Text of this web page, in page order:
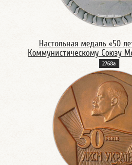
Настольная медаль «50
Коммунистическому Союзу
2768а